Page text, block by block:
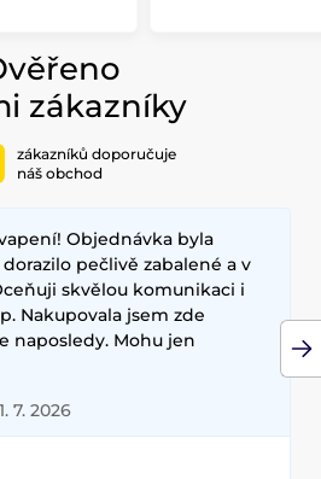
zákazníky
zákazníků doporučuje
náš obchod
Objednávka byla
pečlivě zabalené a v
skvělou komunikaci i
Nakupovala jsem zde
naposledy. Mohu jen
7. 2026